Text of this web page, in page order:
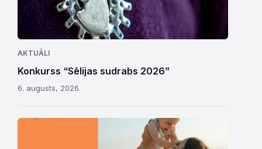
AKTUĀLI
Konkurss “Sēlijas sudrabs 2026”
6. augusts, 2026.